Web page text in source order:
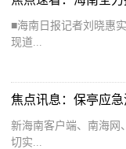
■海南日报记者刘晓惠
现道...
焦点讯息：保亭应
新海南客户端、南海网
切实...